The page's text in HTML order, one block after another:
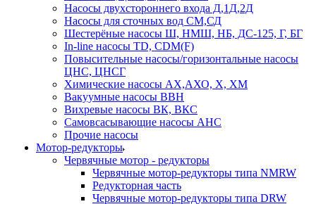
Насосы двухстороннего входа Д,1Д,2Д
Насосы для сточных вод СМ,СД
Шестерёные насосы Ш, НМШ, НБ, ДС-125, Г, БГ
In-line насосы TD, CDM(F)
Повысительные насосы/горизонтальные насосы
ЦНС, ЦНСГ
Химические насосы АХ,АХО, Х, ХМ
Вакуумные насосы ВВН
Вихревые насосы ВК, ВКС
Самовсасывающие насосы АНС
Прочие насосы
Мотор-редукторы
Червячные мотор - редукторы
Червячные мотор-редукторы типа NMRW
Редукторная часть
Червячные мотор-редукторы типа DRW